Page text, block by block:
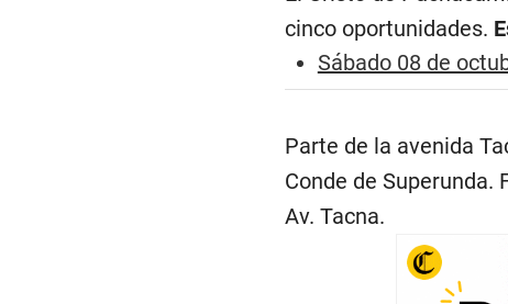
cinco oportunidades.
Sábado 08 de
Parte de la avenida
Conde de Superunda.
Av. Tacna.